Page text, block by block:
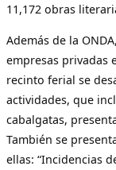
11,172 obras
Además de la
empresas privadas
recinto ferial se
actividades, que
cabalgatas,
También se
ellas: “Incidencias